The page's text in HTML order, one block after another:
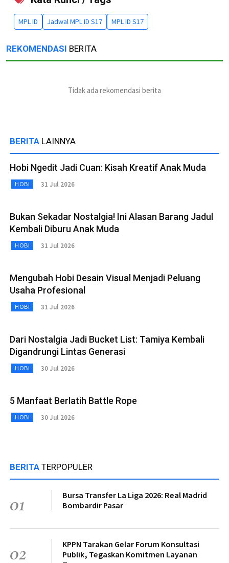
MPL ID Jadwal MPL ID S17 MPL ID S17
REKOMENDASI BERITA
Tidak ada rekomendasi berita
BERITA LAINNYA
Hobi Ngedit Jadi Cuan: Kisah Kreatif Anak Muda
HOBI 31 Jul 2026
Bukan Sekadar Nostalgia! Ini Alasan Barang Jadul
Kembali Diburu Anak Muda
HOBI 31 Jul 2026
Mengubah Hobi Desain Visual Menjadi Peluang
Usaha Profesional
HOBI 31 Jul 2026
Dari Nostalgia Jadi Bucket List: Tamiya Kembali
Digandrungi Lintas Generasi
HOBI 30 Jul 2026
5 Manfaat Berlatih Battle Rope
HOBI 30 Jul 2026
BERITA TERPOPULER
01
Bursa Transfer La Liga 2026: Real Madrid
Bombardir Pasar
02
KPPN Tarakan Gelar Forum Konsultasi
Publik, Tegaskan Komitmen Layanan